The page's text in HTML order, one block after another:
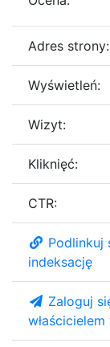
Adres strony:
Wyświetleń:
Wizyt:
Kliknięć:
CTR:
Podlinkuj
indeksację
Zaloguj
właścicielem